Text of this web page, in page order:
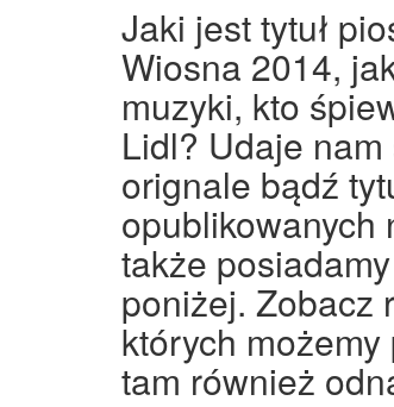
Jaki jest tytuł
Wiosna 2014,
muzyki, kto
Lidl? Udaje
orignale bądź
opublikowanych
także
poniżej. Zobacz
których
tam również